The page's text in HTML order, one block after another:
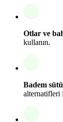
Otlar ve
kullanın.
Badem
alternatifleri